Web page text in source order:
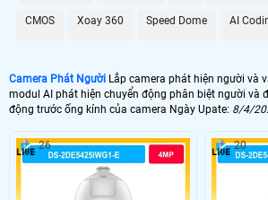
CMOS Xoay 360 Speed Dome AI
Camera Phát Người Lắp camera phát hiện người và
modul AI phát hiện chuyển động phân biệt người và
động trước ống kính của camera Ngày Upate: 8/4/
26 20